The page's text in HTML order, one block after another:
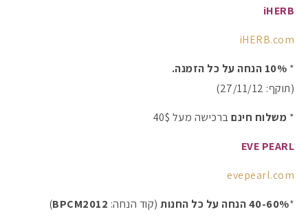
iHERB
iHERB.com
* 10% הנחה על כל הזמנה.
(תוקף: 27/11/12)
* משלוח חינםברכישה מעל 40$
EVE PEARL
evepearl.com
*40-60% הנחה על כל החנות (קוד הנחה: BPCM2012
)